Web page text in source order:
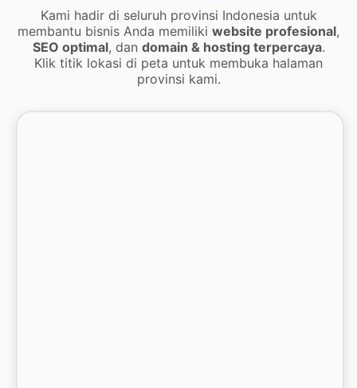
Kami hadir di seluruh provinsi Indonesia untuk
membantu bisnis Anda memiliki website profesional,
SEO optimal, dan domain & hosting terpercaya.
Klik titik lokasi di peta untuk membuka halaman
provinsi kami.